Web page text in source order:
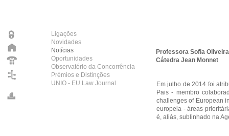
Ligações
Novidades
Notícias
Oportunidades
Observatório da Concorrência
Prémios e Distinções
UNIO - EU Law Journal
Professora Sofia
Cátedra Jean Monnet
Em julho de 2014 foi
Pais - membro
challenges of European
europeia - áreas
é, aliás, sublinhado na